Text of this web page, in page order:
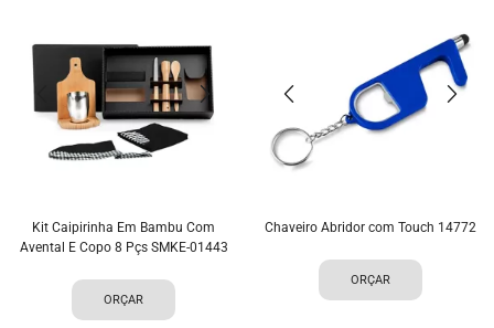
Kit Caipirinha Em Bambu Com
Avental E Copo 8 Pçs SMKE-01443
ORÇAR
Chaveiro Abridor com Touch 14772
ORÇAR